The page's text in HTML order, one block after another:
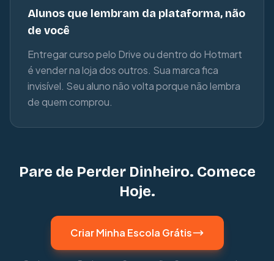
Alunos que lembram da plataforma, não
de você
Entregar curso pelo Drive ou dentro do Hotmart
é vender na loja dos outros. Sua marca fica
invisível. Seu aluno não volta porque não lembra
de quem comprou.
Pare de Perder Dinheiro. Comece
Hoje.
Criar Minha Escola Grátis